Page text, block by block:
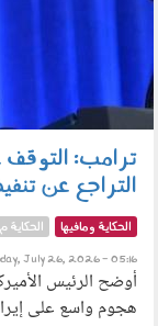
ترامب:
التراجع عن
الحكاية ومافيها الحكاية
July 26, 2026 - 05:16
أوضح الرئيس
هجوم واسع على